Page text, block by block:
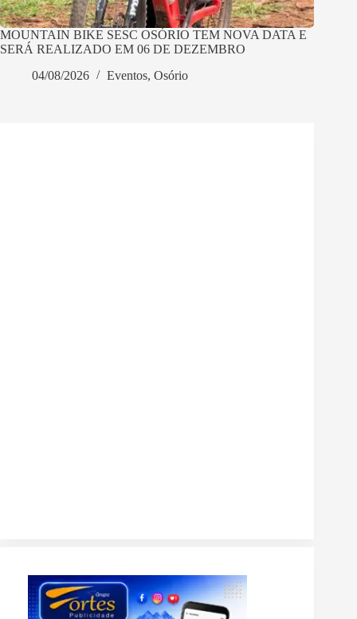
MOUNTAIN BIKE SESC OSÓRIO TEM NOVA DATA E
SERÁ REALIZADO EM 06 DE DEZEMBRO
04/08/2026
Eventos, Osório